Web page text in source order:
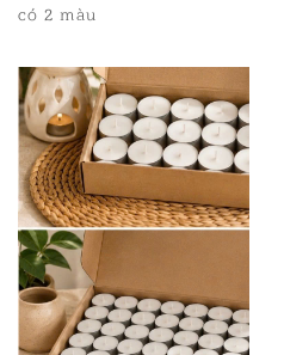
có 2 màu